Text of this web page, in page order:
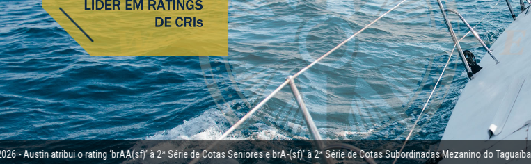
atribui o rating ‘brAA(sf)’ à 2ª Série de Cotas Seniores e brA-(sf)’ à 2ª Série de Cotas Subordinadas Mezanino do Taguaíba FIDC;